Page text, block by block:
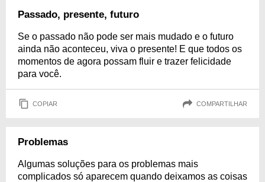
Passado, presente, futuro
Se o passado não pode ser mais mudado e o futuro
ainda não aconteceu, viva o presente! E que todos os
momentos de agora possam fluir e trazer felicidade
para você.
COPIAR COMPARTILHAR
Problemas
Algumas soluções para os problemas mais
complicados só aparecem quando deixamos as coisas